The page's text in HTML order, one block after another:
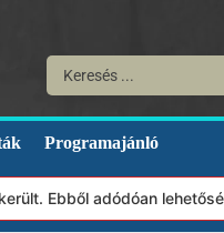
Programajánló
lehetősége